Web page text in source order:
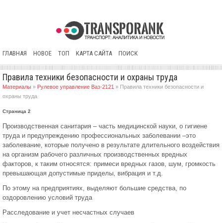
ГЛАВНАЯ НОВОЕ ТОП КАРТА САЙТА ПОИСК
Правила техники безопасности и охраны труда
Материалы » Рулевое управление Ваз-2121 » Правила техники безопасности и
охраны труда
Страница 2
Производственная санитария – часть медицинской науки, о гигиене
труда и предупреждению профессиональных заболевании –это
заболевание, которые получено в результате длительного воздействия
на организм рабочего различных производственных вредных
факторов, к таким относятся: примеси вредных газов, шум, громкость
превышающая допустимые приделы, вибрация и т.д.
По этому на предприятиях, выделяют большие средства, по
оздоровлению условий труда
Расследование и учет несчастных случаев